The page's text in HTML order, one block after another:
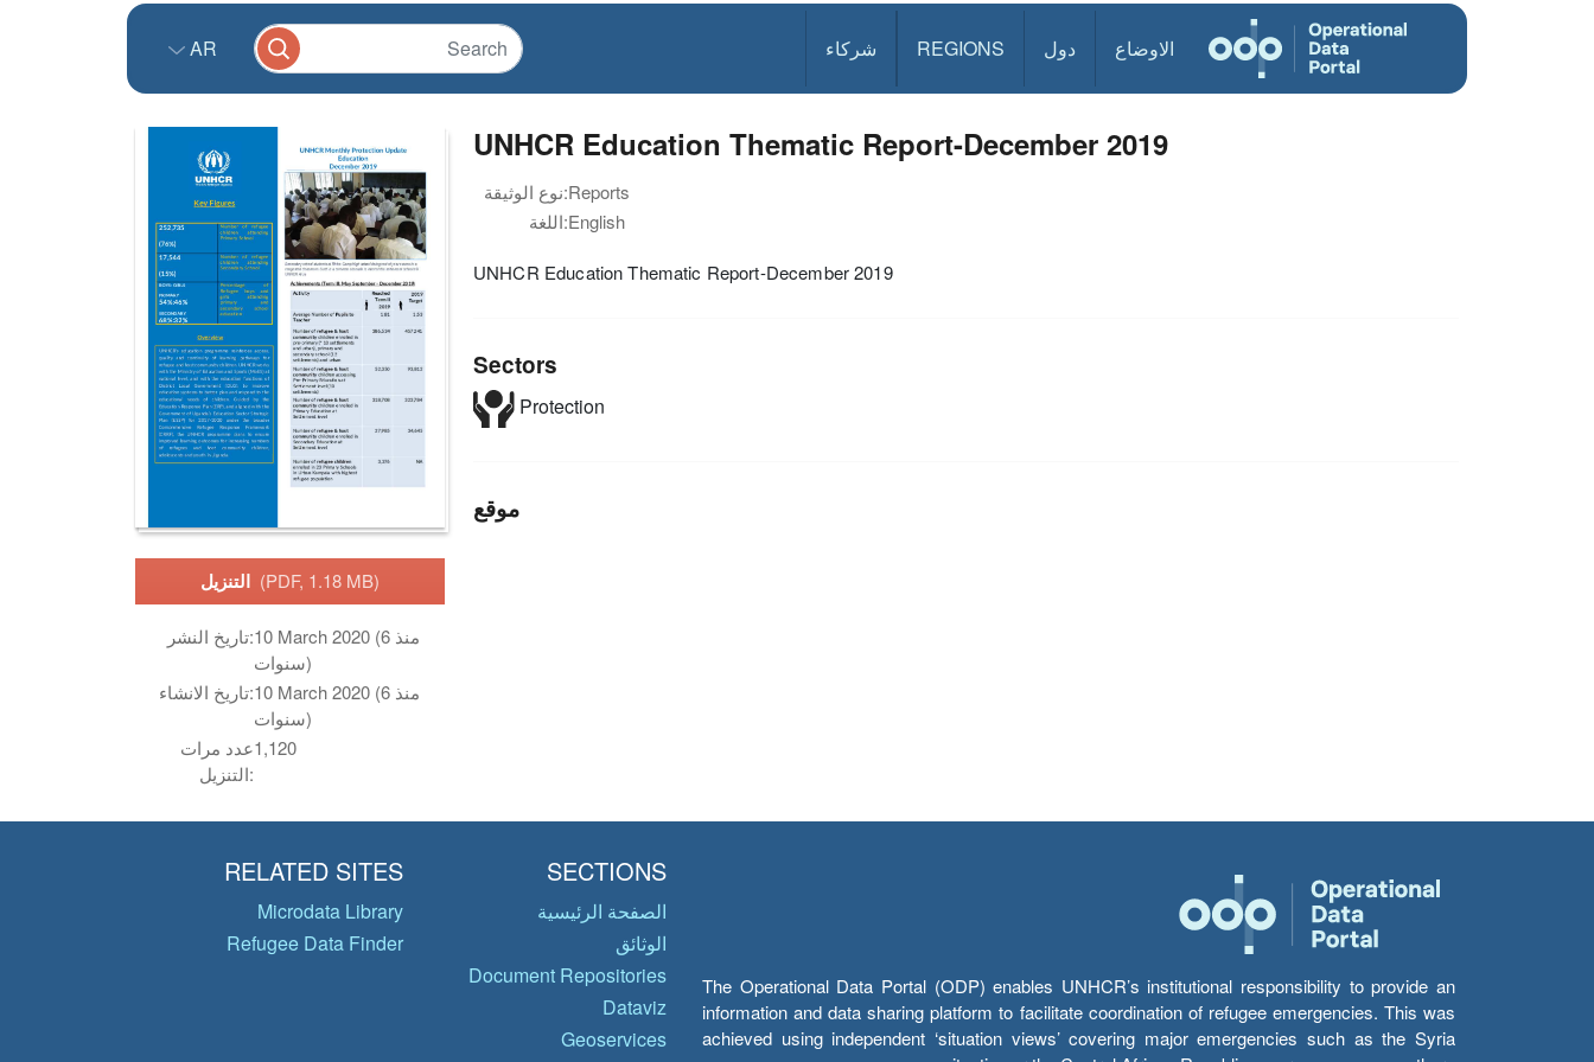
الاوضاع دول REGIONS شركاء AR
(PDF, 1.18 MB)
تاريخ النشر:10 March 2020 (منذ 6
سنوات)
تاريخ الانشاء:10 March 2020 (منذ 6
سنوات)
عدد مرات
التنزيل:
1,120
UNHCR Education Thematic Report-December 2019
نوع الوثيقة:Reports
اللغة:English
UNHCR Education Thematic Report-December 2019
Sectors
Protection
موقع
The Operational Data Portal (ODP) enables UNHCR’s institutional responsibility to provide an
information and data sharing platform to facilitate coordination of refugee emergencies. This was
achieved using independent ‘situation views’ covering major emergencies such as the Syria
SECTIONS
الصفحة الرئيسية
الوثائق
Document Repositories
Dataviz
Geoservices
RELATED SITES
Microdata Library
Refugee Data Finder